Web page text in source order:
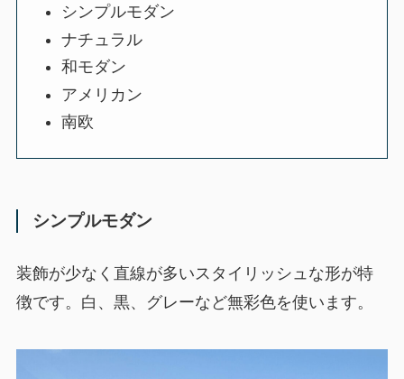
シンプルモダン
ナチュラル
和モダン
アメリカン
南欧
シンプルモダン
装飾が少なく直線が多いスタイリッシュな形が特
徴です。白、黒、グレーなど無彩色を使います。